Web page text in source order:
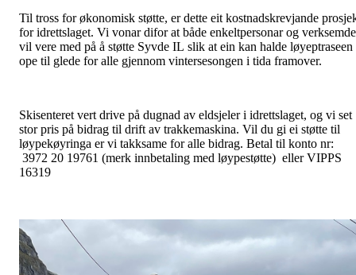
Til tross for økonomisk støtte, er dette eit kostnadskrevjande
for idrettslaget. Vi vonar difor at både enkeltpersonar og
vil vere med på å støtte Syvde IL slik at ein kan halde løyeptraseen
ope til glede for alle gjennom vintersesongen i tida framover.
Skisenteret vert drive på dugnad av eldsjeler i idrettslaget, og vi set
stor pris på bidrag til drift av trakkemaskina. Vil du gi ei støtte til
løypekøyringa er vi takksame for alle bidrag. Betal til konto nr:
3972 20 19761 (merk innbetaling med løypestøtte) eller VIPPS
16319